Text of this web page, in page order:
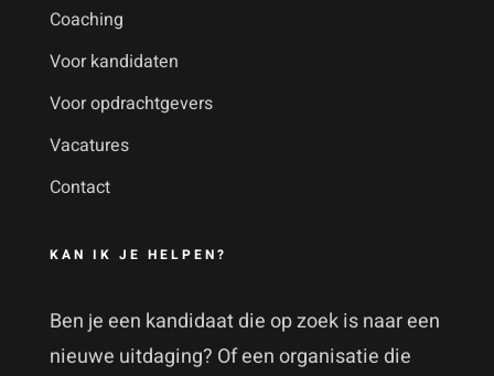
Coaching
Voor kandidaten
Voor opdrachtgevers
Vacatures
Contact
KAN IK JE HELPEN?
Ben je een kandidaat die op zoek is naar een
nieuwe uitdaging? Of een organisatie die